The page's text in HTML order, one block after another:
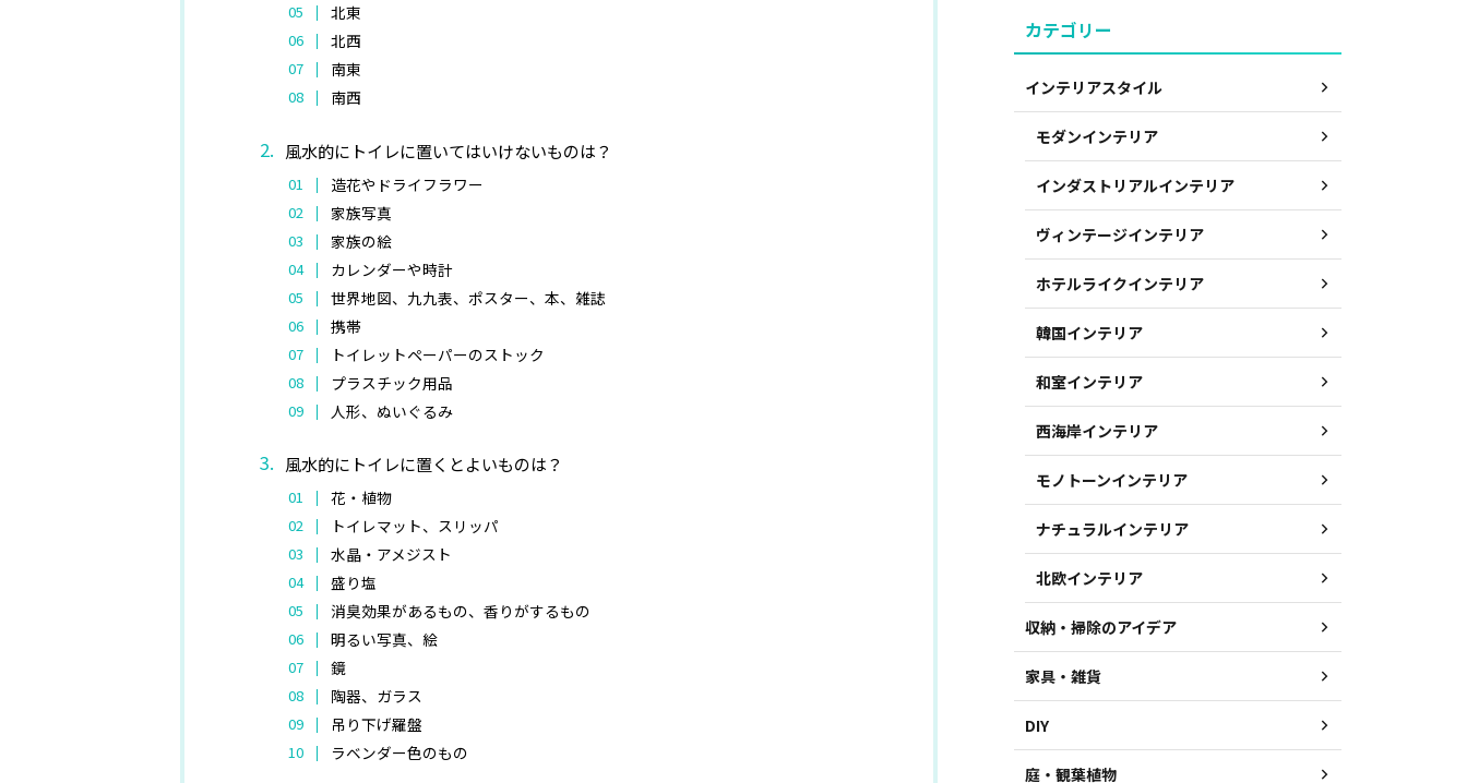
北東
北西
南東
南西
風水的にトイレに置いてはいけないものは？
造花やドライフラワー
家族写真
家族の絵
カレンダーや時計
世界地図、九九表、ポスター、本、雑誌
携帯
トイレットペーパーのストック
プラスチック用品
人形、ぬいぐるみ
風水的にトイレに置くとよいものは？
花・植物
トイレマット、スリッパ
水晶・アメジスト
盛り塩
消臭効果があるもの、香りがするもの
明るい写真、絵
鏡
陶器、ガラス
吊り下げ羅盤
ラベンダー色のもの
カテゴリー
インテリアスタイル
モダンインテリア
インダストリアルインテリア
ヴィンテージインテリア
ホテルライクインテリア
韓国インテリア
和室インテリア
西海岸インテリア
モノトーンインテリア
ナチュラルインテリア
北欧インテリア
収納・掃除のアイデア
家具・雑貨
DIY
庭・観葉植物